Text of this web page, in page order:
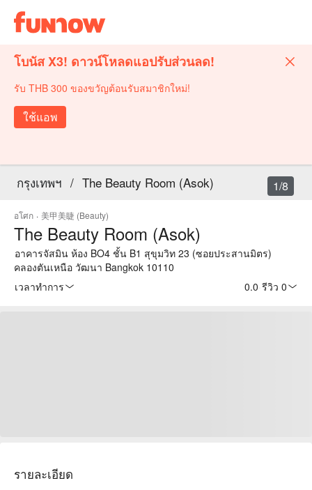
โบนัส X3! ดาวน์โหลดแอปรับส่วนลด!
รับ THB 300 ของขวัญต้อนรับสมาชิกใหม่!
ใช้แอพ
กรุงเทพฯ / The Beauty Room (Asok)
อโศก · 美甲美睫 (Beauty)
The Beauty Room (Asok)
อาคารจัสมิน ห้อง BO4 ชั้น B1 สุขุมวิท 23 (ซอยประสานมิตร)
คลองตันเหนือ วัฒนา Bangkok 10110
เวลาทำการ
0.0 รีวิว 0
1/8
รายละเอียด